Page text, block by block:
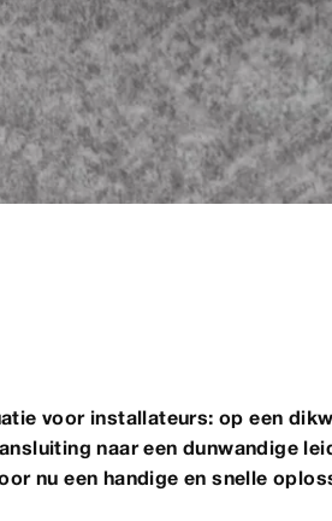
voor installateurs: op een
naar een dunwandige
nu een handige en snelle